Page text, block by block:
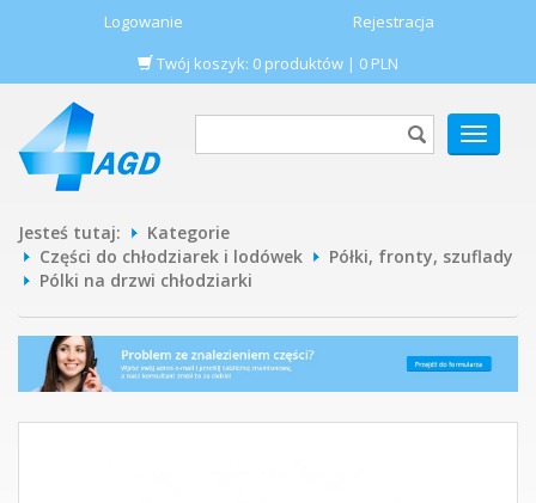
Logowanie
Rejestracja
Twój koszyk: 0 produktów | 0 PLN
POKAŻ
MENU
Jesteś tutaj:
Kategorie
Części do chłodziarek i lodówek
Półki, fronty, szuflady
Pólki na drzwi chłodziarki